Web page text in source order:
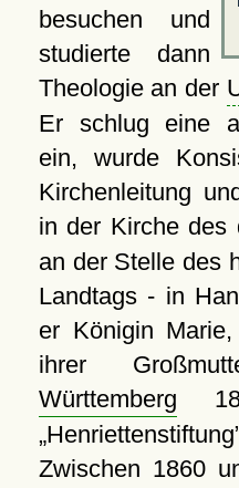
besuchen und
studierte dann
Theologie an der
Er schlug eine
ein, wurde
Kirchenleitung
in der Kirche des
an der Stelle des
Landtags - in
er Königin
ihrer
Württemberg
Henriettenstiftung
Zwischen 1860